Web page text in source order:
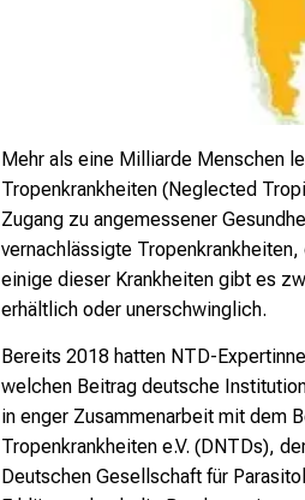
Mehr als eine Milliarde Menschen
Tropenkrankheiten (Neglected
Zugang zu angemessener
vernachlässigte
einige dieser Krankheiten gibt es
erhältlich oder unerschwinglich.
Bereits 2018 hatten NTD-
welchen Beitrag deutsche
in enger Zusammenarbeit mit dem
Tropenkrankheiten e.V. (DNTDs),
Deutschen Gesellschaft für